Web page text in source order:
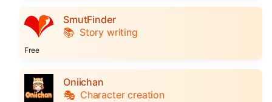
SmutFinder
📚 Story writing
Free
Oniichan
🎭 Character creation